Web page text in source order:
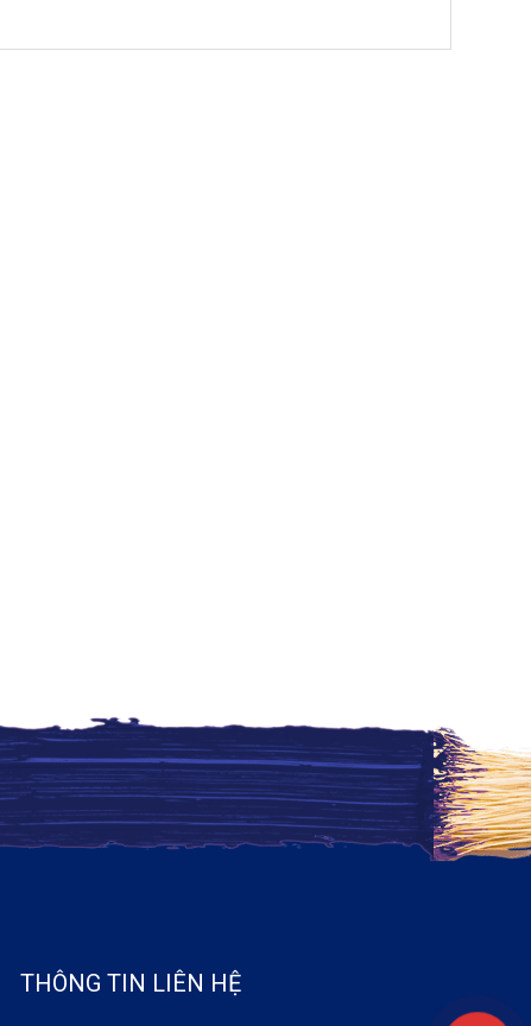
THÔNG TIN LIÊN HỆ